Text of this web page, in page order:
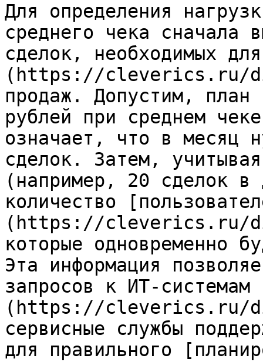
Для определения
среднего чека сначала
сделок, необходимых
(https://cleverics.ru/
продаж. Допустим, план
рублей при среднем
означает, что в месяц
сделок. Затем,
(например, 20 сделок в
количество
(https://cleverics.ru/
которые одновременно
Эта информация
запросов к ИТ-
(https://cleverics.ru/
сервисные службы
для правильного